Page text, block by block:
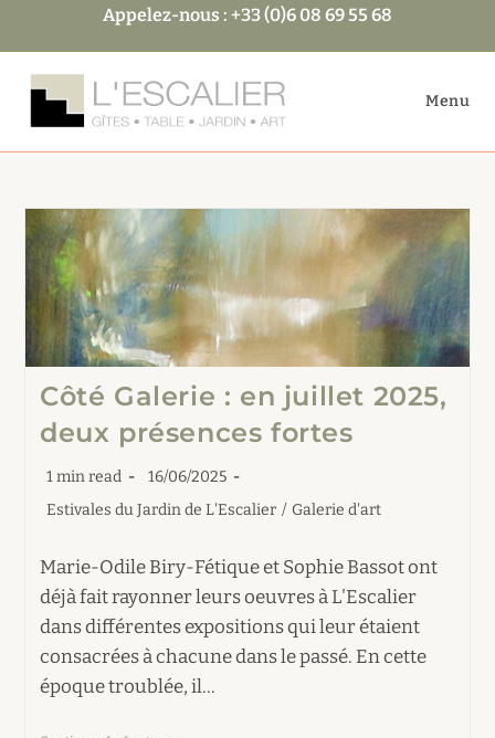
Appelez-nous : +33 (0)6 08 69 55 68
Menu
Côté Galerie : en juillet 2025,
deux présences fortes
Temps
lecture :
1 min read
Publication
16/06/2025
Post
Estivales du Jardin de L'Escalier / Galerie d'art
Marie-Odile Biry-Fétique et Sophie Bassot ont
déjà fait rayonner leurs oeuvres à L'Escalier
dans différentes expositions qui leur étaient
consacrées à chacune dans le passé. En cette
époque troublée, il…